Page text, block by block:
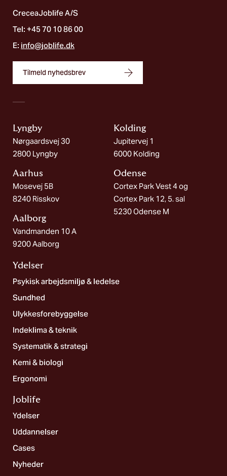
CreceaJoblife A/S
Tel: +45 70 10 86 00
E: info@joblife.dk
Tilmeld nyhedsbrev
Lyngby
Nørgaardsvej 30
2800 Lyngby
Aarhus
Mosevej 5B
8240 Risskov
Aalborg​
Vandmanden 10 A
9200 Aalborg
Kolding​
Jupitervej 1
6000 Kolding
Odense
Cortex Park Vest 4 og
Cortex Park 12, 5. sal
5230 Odense M
Ydelser
Psykisk arbejdsmiljø & ledelse
Sundhed
Ulykkesforebyggelse
Indeklima & teknik
Systematik & strategi
Kemi & biologi
Ergonomi
Joblife​
Ydelser
Uddannelser
Cases
Nyheder